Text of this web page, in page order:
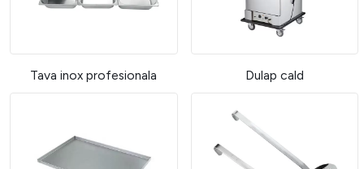
Tava inox profesionala Dulap cald